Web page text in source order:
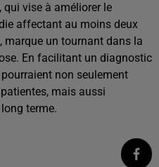
vise à améliorer le
affectant au moins deux
marque un tournant dans la
En facilitant un diagnostic
non seulement
mais aussi
terme.